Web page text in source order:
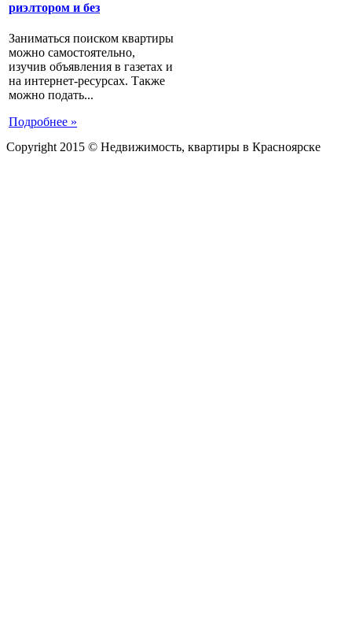
риэлтором и без
Заниматься поиском квартиры
можно самостоятельно,
изучив объявления в газетах и
на интернет-ресурсах. Также
можно подать...
Подробнее »
Copyright 2015 © Недвижимость, квартиры в Красноярске